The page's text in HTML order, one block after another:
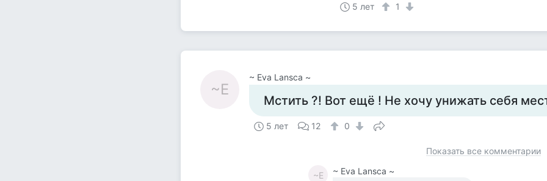
5 лет 1
~E
~ Eva Lansca ~
Мстить ?! Вот ещё ! Не хочу унижать себя
5 лет 12 0
Показать все комментарии
~E ~ Eva Lansca ~